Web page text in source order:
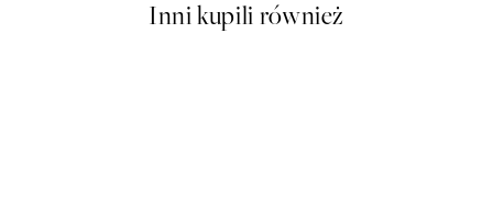
Inni kupili również